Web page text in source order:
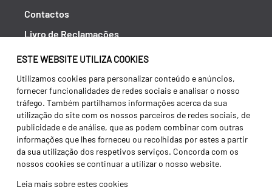
ESTE WEBSITE UTILIZA COOKIES
Utilizamos cookies para personalizar conteúdo e anúncios,
fornecer funcionalidades de redes sociais e analisar o nosso
tráfego. Também partilhamos informações acerca da sua
utilização do site com os nossos parceiros de redes sociais, de
publicidade e de análise, que as podem combinar com outras
informações que lhes forneceu ou recolhidas por estes a partir
da sua utilização dos respetivos serviços. Concorda com os
nossos cookies se continuar a utilizar o nosso website.
Leia mais sobre estes cookies
Contactos
Livro de Reclamações
Política de Privacidade
Canal de Denúncias (RGPC)
Termos e condições